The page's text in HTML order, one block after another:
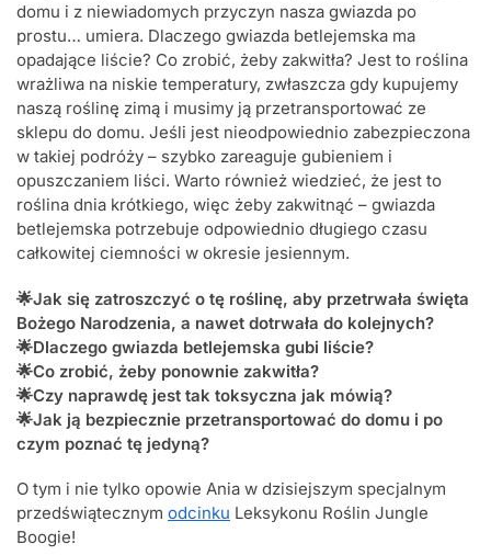
domu i z niewiadomych przyczyn nasza gwiazda po
prostu… umiera. Dlaczego gwiazda betlejemska ma
opadające liście? Co zrobić, żeby zakwitła? Jest to roślina
wrażliwa na niskie temperatury, zwłaszcza gdy kupujemy
naszą roślinę zimą i musimy ją przetransportować ze
sklepu do domu. Jeśli jest nieodpowiednio zabezpieczona
w takiej podróży – szybko zareaguje gubieniem i
opuszczaniem liści. Warto również wiedzieć, że jest to
roślina dnia krótkiego, więc żeby zakwitnąć – gwiazda
betlejemska potrzebuje odpowiednio długiego czasu
całkowitej ciemności w okresie jesiennym.
🌟Jak się zatroszczyć o tę roślinę, aby przetrwała święta
Bożego Narodzenia, a nawet dotrwała do kolejnych?
🌟Dlaczego gwiazda betlejemska gubi liście?
🌟Co zrobić, żeby ponownie zakwitła?
🌟Czy naprawdę jest tak toksyczna jak mówią?
🌟Jak ją bezpiecznie przetransportować do domu i po
czym poznać tę jedyną?
O tym i nie tylko opowie Ania w dzisiejszym specjalnym
przedświątecznym odcinku Leksykonu Roślin Jungle
Boogie!